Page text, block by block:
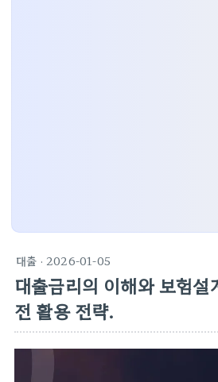
대출 · 2026-01-05
대출금리의 이해와 보험설
전 활용 전략.